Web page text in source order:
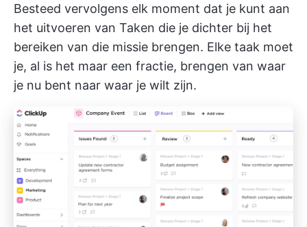
Besteed vervolgens elk moment dat je kunt aan
het uitvoeren van Taken die je dichter bij het
bereiken van die missie brengen. Elke taak moet
je, al is het maar een fractie, brengen van waar
je nu bent naar waar je wilt zijn.